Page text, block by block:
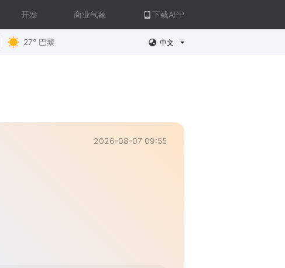
开发 商业气象 下载APP
27° 巴黎 中文
2026-08-07 09:55